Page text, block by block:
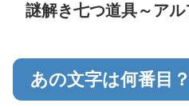
謎解き七つ道具～ア
あの文字は何番目？